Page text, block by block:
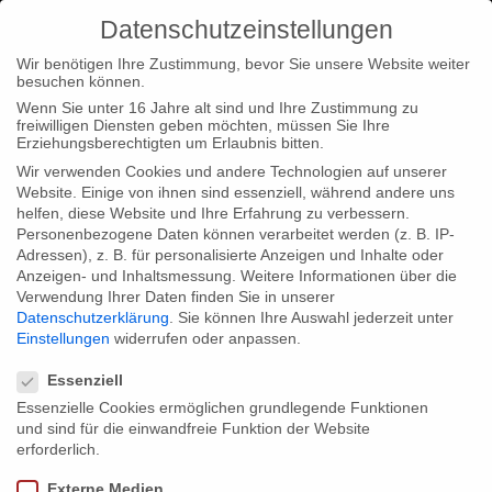
Home Startseite
Tankstellen Titelsong “1000 Liter” jetzt bei
iTunes
Tankstellen Titelsong “1000 Liter” jetzt
bei iTunes
Nach der erfolgreichen Premiere der TV Serie “Tankstellen des
Glücks” am Pfingstmontag ist nun auch der groovige Titeltrack
Datenschutzeinstellungen
Wir benötigen Ihre Zustimmung, bevor Sie unsere Website weiter
besuchen können.
Wenn Sie unter 16 Jahre alt sind und Ihre Zustimmung zu
freiwilligen Diensten geben möchten, müssen Sie Ihre
Erziehungsberechtigten um Erlaubnis bitten.
Wir verwenden Cookies und andere Technologien auf unserer
Website. Einige von ihnen sind essenziell, während andere uns
helfen, diese Website und Ihre Erfahrung zu verbessern.
Personenbezogene Daten können verarbeitet werden (z. B. IP-
Adressen), z. B. für personalisierte Anzeigen und Inhalte oder
Anzeigen- und Inhaltsmessung. Weitere Informationen über die
Verwendung Ihrer Daten finden Sie in unserer
Datenschutzerklärung
Sie können Ihre Auswahl jederzeit unter
Einstellungen widerrufen oder anpassen.
Essenziell
Essenzielle Cookies ermöglichen grundlegende Funktionen
und sind für die einwandfreie Funktion der Website
erforderlich.